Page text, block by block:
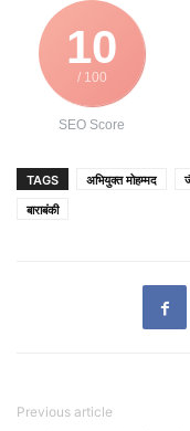
10
/ 100
SEO Score
TAGS अभियुक्त मोहम्मद
बाराबंकी
Previous article